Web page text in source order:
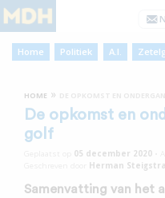
Home Politiek A.I.
HOME »
De opkomst en
golf
05 december 2020
Herman Steigstra
Samenvatting van het